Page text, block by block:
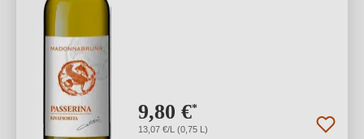
9,80 €*
13,07 €/L (0,75 L)